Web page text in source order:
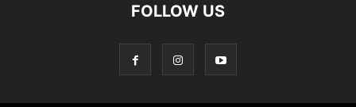
FOLLOW US